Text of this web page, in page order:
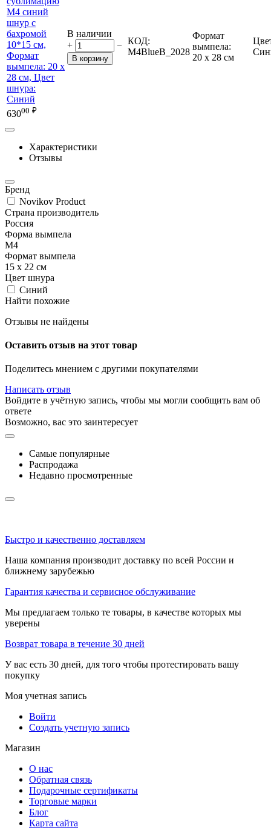
63000 ₽
В наличии
+
−
В корзину
КОД:
M4BlueB_2028
Формат
вымпела:
20 х 28 см
Характеристики
Отзывы
Бренд
Novikov Product
Страна производитель
Россия
Форма вымпела
М4
Формат вымпела
15 х 22 см
Цвет шнура
Синий
Найти похожие
Отзывы не найдены
Оставить отзыв на этот товар
Поделитесь мнением с другими покупателями
Написать отзыв
Войдите в учётную запись, чтобы мы могли сообщить вам об
ответе
Возможно, вас это заинтересует
Самые популярные
Распродажа
Недавно просмотренные
Быстро и качественно доставляем
Наша компания производит доставку по всей России и
ближнему зарубежью
Гарантия качества и сервисное обслуживание
Мы предлагаем только те товары, в качестве которых мы
уверены
Возврат товара в течение 30 дней
У вас есть 30 дней, для того чтобы протестировать вашу
покупку
Моя учетная запись
Войти
Создать учетную запись
Магазин
О нас
Обратная связь
Подарочные сертификаты
Торговые марки
Блог
Карта сайта